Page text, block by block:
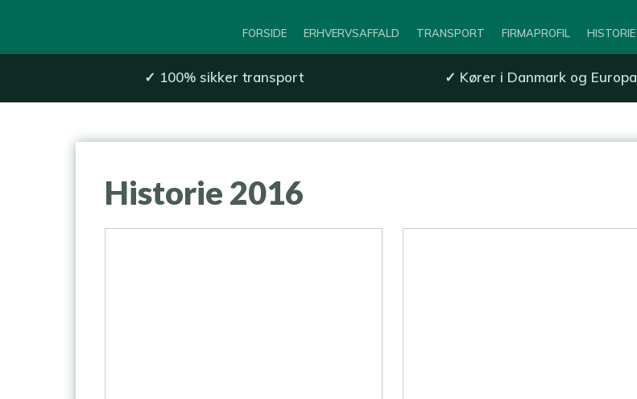
FORSIDE ERHVERVSAFFALD TRANSPORT FIRMAPROFIL HISTORIE
✓ 100% sikker transport​ ✓ Kører i Danmark og Europa
​Historie 2016